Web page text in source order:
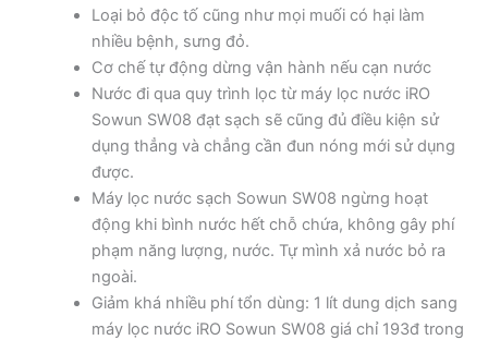
Loại bỏ độc tố cũng như mọi muối có hại làm
nhiều bệnh, sưng đỏ.
Cơ chế tự động dừng vận hành nếu cạn nước
Nước đi qua quy trình lọc từ máy lọc nước iRO
Sowun SW08 đạt sạch sẽ cũng đủ điều kiện sử
dụng thẳng và chẳng cần đun nóng mới sử dụng
được.
Máy lọc nước sạch Sowun SW08 ngừng hoạt
động khi bình nước hết chỗ chứa, không gây phí
phạm năng lượng, nước. Tự mình xả nước bỏ ra
ngoài.
Giảm khá nhiều phí tổn dùng: 1 lít dung dịch sang
máy lọc nước iRO Sowun SW08 giá chỉ 193đ trong